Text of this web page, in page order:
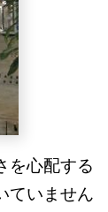
を心配する
ていません